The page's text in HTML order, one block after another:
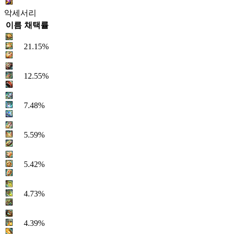
악세서리
이름 채택률
21.15%
12.55%
7.48%
5.59%
5.42%
4.73%
4.39%